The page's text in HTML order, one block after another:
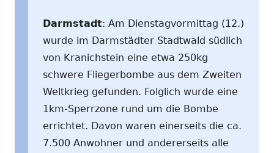
Darmstadt: Am Dienstagvormittag (12.)
wurde im Darmstädter Stadtwald südlich
von Kranichstein eine etwa 250kg
schwere Fliegerbombe aus dem Zweiten
Weltkrieg gefunden. Folglich wurde eine
1km-Sperrzone rund um die Bombe
errichtet. Davon waren einerseits die ca.
7.500 Anwohner und andererseits alle